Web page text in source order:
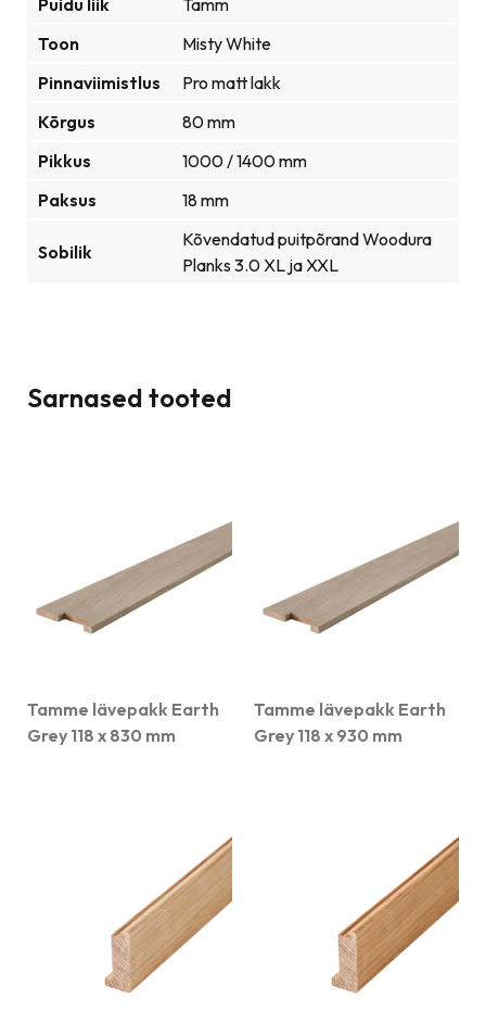
Toon
Misty White
Pinnaviimistlus
Pro matt lakk
Kõrgus
80 mm
Pikkus
1000 / 1400 mm
Paksus
18 mm
Sobilik
Kõvendatud puitpõrand Woodura
Planks 3.0 XL ja XXL
Sarnased tooted
Tamme lävepakk Earth
Grey 118 x 830 mm
Tamme lävepakk Earth
Grey 118 x 930 mm